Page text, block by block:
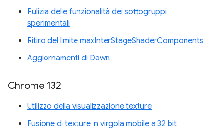
Pulizia delle funzionalità dei sottogruppi
sperimentali
Ritiro del limite maxInterStageShaderComponents
Aggiornamenti di Dawn
Chrome 132
Utilizzo della visualizzazione texture
Fusione di texture in virgola mobile a 32 bit